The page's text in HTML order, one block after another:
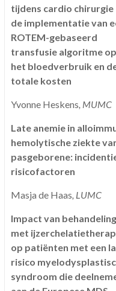
tijdens cardio chirurgie
de implementatie van
ROTEM-gebaseerd
transfusie algoritme
het bloedverbruik en
totale kosten
Yvonne Heskens, MUMC
Late anemie in
hemolytische ziekte
pasgeborene:
risicofactoren
Masja de Haas, LUMC
Impact van
met
op patiënten met een
risico
syndroom die